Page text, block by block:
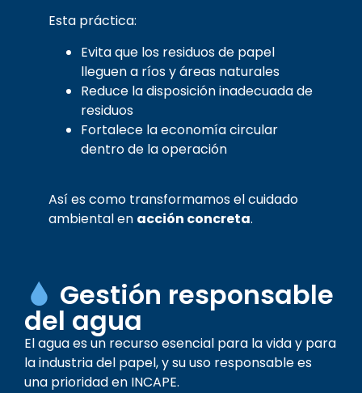
Esta práctica:
Evita que los residuos de papel
lleguen a ríos y áreas naturales
Reduce la disposición inadecuada de
residuos
Fortalece la economía circular
dentro de la operación
Así es como transformamos el cuidado
ambiental en acción concreta.
Gestión responsable
del agua
El agua es un recurso esencial para la vida y para
la industria del papel, y su uso responsable es
una prioridad en INCAPE.